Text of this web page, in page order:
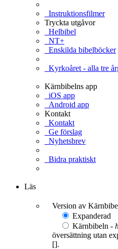
Instruktionsfilmer
Tryckta utgåvor
Helbibel
NT+
Enskilda bibelböcker
Kyrkoåret - alla tre
Kärnbibelns app
iOS app
Android app
Kontakt
Kontakt
Ge förslag
Nyhetsbrev
Bidra praktiskt
Läs
Version av
Expanderad
Kärnbibeln -
översättning utan
[].